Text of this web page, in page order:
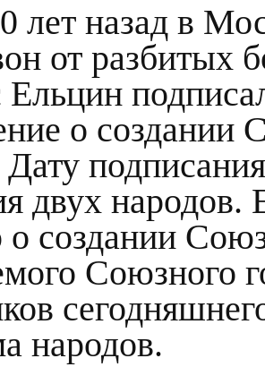
лет назад в
от разбитых
о создании
двух народов.
о создании
Союзного
народов.